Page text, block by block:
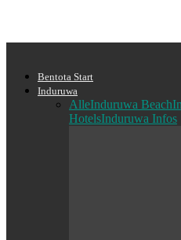
Bentota Start
Induruwa
AlleInduruwa Beach
HotelsInduruwa Infos